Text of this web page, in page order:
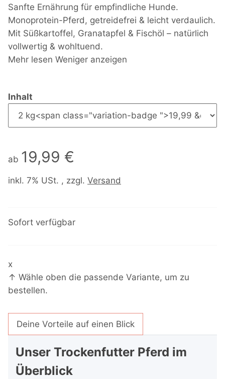
Sanfte Ernährung für empfindliche Hunde.
Monoprotein-Pferd, getreidefrei & leicht verdaulich.
Mit Süßkartoffel, Granatapfel & Fischöl – natürlich
vollwertig & wohltuend.
Mehr lesen Weniger anzeigen
Inhalt
ab 19,99 €
inkl. 7% USt. , zzgl. Versand
Sofort verfügbar
x
↑ Wähle oben die passende Variante, um zu
bestellen.
Deine Vorteile auf einen Blick
Unser Trockenfutter Pferd im
Überblick